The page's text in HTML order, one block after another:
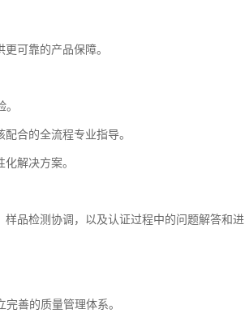
可靠的产品保障。
合的全流程专业指导。
解决方案。
品检测协调，以及认证过程中的问题解答和进
善的质量管理体系。